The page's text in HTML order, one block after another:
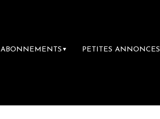
ABONNEMENTS ▼ PETITES ANNONCES